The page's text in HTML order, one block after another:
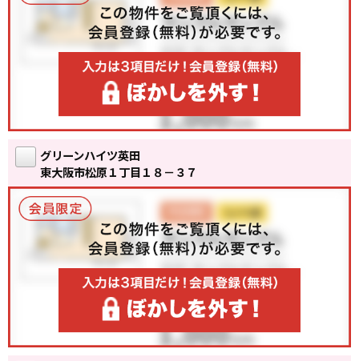
グリーンハイツ英田
東大阪市松原１丁目１８－３７